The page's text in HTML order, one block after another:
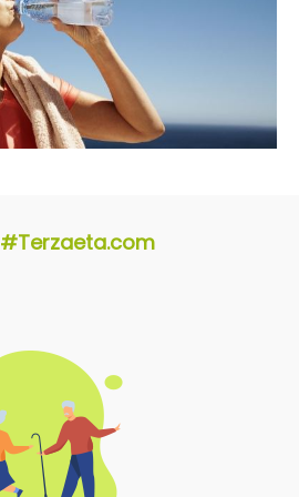
#Terzaeta.com